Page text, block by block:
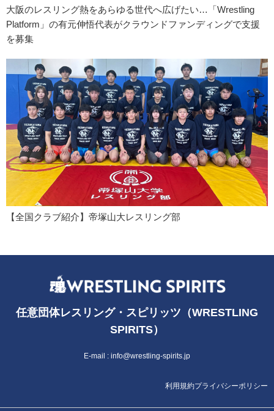
大阪のレスリング熱をあらゆる世代へ広げたい…「Wrestling
Platform」の有元伸悟代表がクラウンドファンディングで支援
を募集
【全国クラブ紹介】帝塚山大レスリング部
任意団体レスリング・スピリッツ（WRESTLING
SPIRITS）
E-mail : info@wrestling-spirits.jp
利用規約プライバシーポリシー